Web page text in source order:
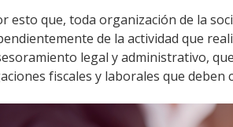
esto que, toda organización de la
de la actividad que
legal y administrativo,
fiscales y laborales que deben